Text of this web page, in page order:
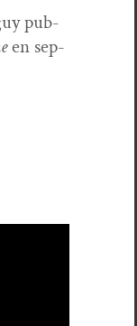
pub­
en sep­